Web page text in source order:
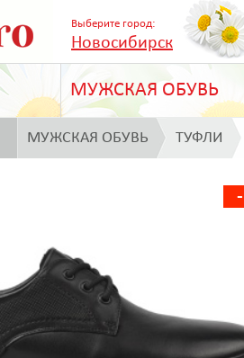
Выберите город:
Новосибирск
МУЖСКАЯ ОБУВЬ
МУЖСКАЯ ОБУВЬ ТУФЛИ